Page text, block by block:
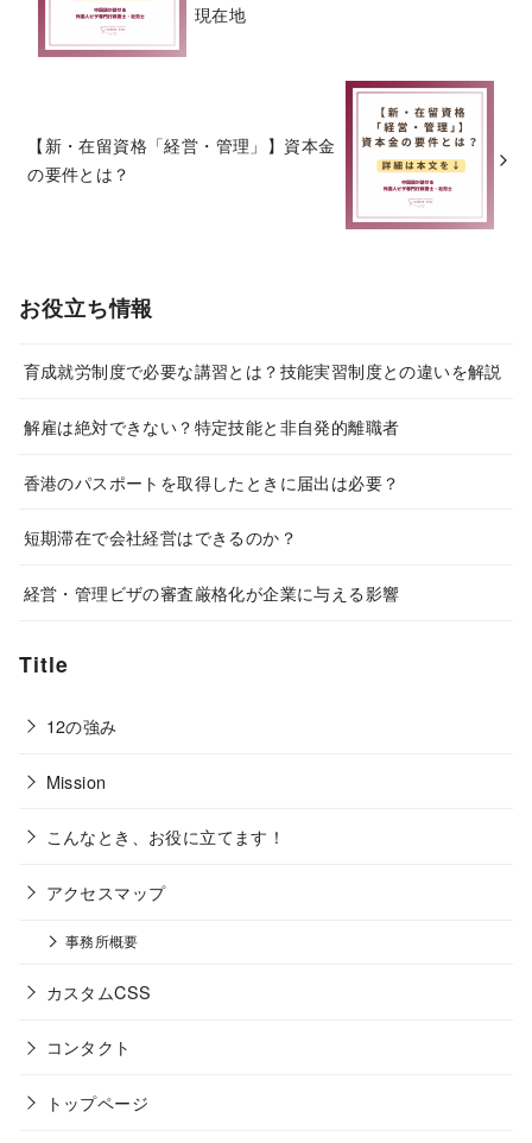
現在地
【新・在留資格「経営・管理」】資本金
の要件とは？
お役立ち情報
育成就労制度で必要な講習とは？技能実習制度との違いを解説
解雇は絶対できない？特定技能と非自発的離職者
香港のパスポートを取得したときに届出は必要？
短期滞在で会社経営はできるのか？
経営・管理ビザの審査厳格化が企業に与える影響
Title
12の強み
Mission
こんなとき、お役に立てます！
アクセスマップ
事務所概要
カスタムCSS
コンタクト
トップページ